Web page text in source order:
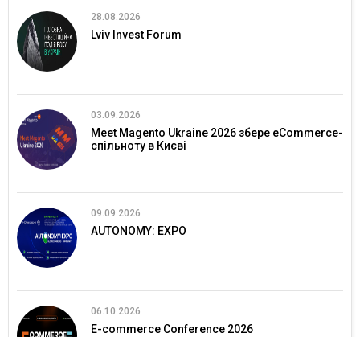
28.08.2026
Lviv Invest Forum
03.09.2026
Meet Magento Ukraine 2026 збере eCommerce-
спільноту в Києві
09.09.2026
AUTONOMY: EXPO
06.10.2026
E-commerce Conference 2026